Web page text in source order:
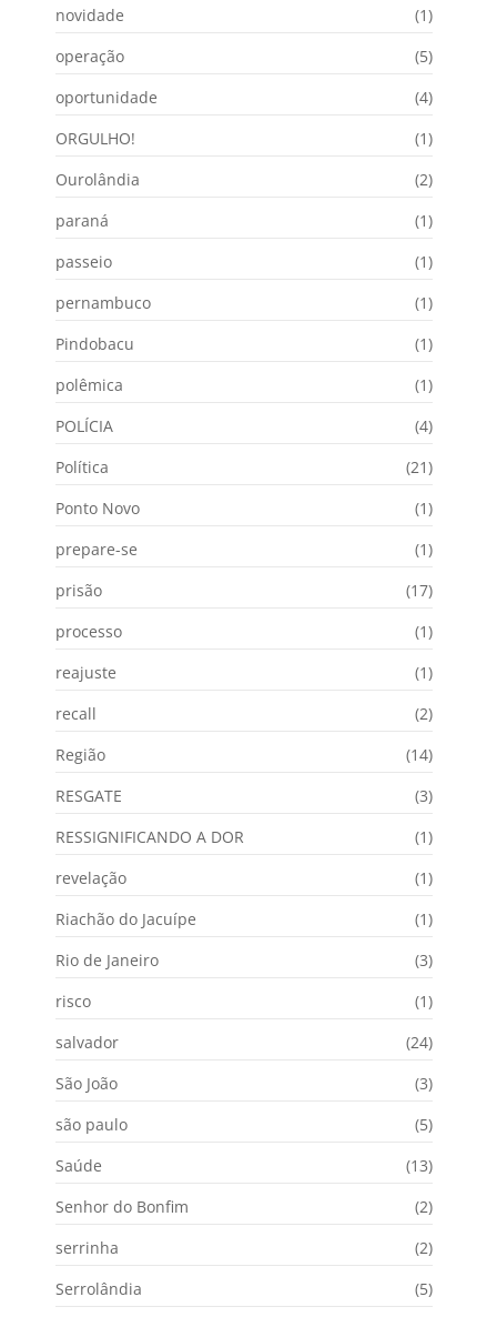
novidade
(1)
operação
(5)
oportunidade
(4)
ORGULHO!
(1)
Ourolândia
(2)
paraná
(1)
passeio
(1)
pernambuco
(1)
Pindobacu
(1)
polêmica
(1)
POLÍCIA
(4)
Política
(21)
Ponto Novo
(1)
prepare-se
(1)
prisão
(17)
processo
(1)
reajuste
(1)
recall
(2)
Região
(14)
RESGATE
(3)
RESSIGNIFICANDO A DOR
(1)
revelação
(1)
Riachão do Jacuípe
(1)
Rio de Janeiro
(3)
risco
(1)
salvador
(24)
São João
(3)
são paulo
(5)
Saúde
(13)
Senhor do Bonfim
(2)
serrinha
(2)
Serrolândia
(5)